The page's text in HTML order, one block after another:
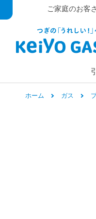
ご家庭のお客
ホーム ガス